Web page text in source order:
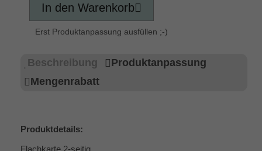
In den Warenkorb
Erst Produktanpassung ausfüllen ;-)
Beschreibung
Produktanpassung
Mengenrabatt
Produktdetails:
Flachkarte 2-seitig